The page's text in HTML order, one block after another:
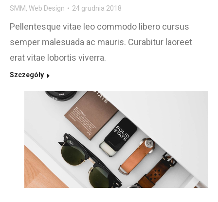
SMM, Web Design 24 grudnia 2018
Pellentesque vitae leo commodo libero cursus
semper malesuada ac mauris. Curabitur laoreet
erat vitae lobortis viverra.
Szczegóły